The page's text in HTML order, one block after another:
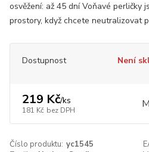
osvěžení: až 45 dní Voňavé perličky
prostory, když chcete neutralizovat
Dostupnost Není
219 Kč/ks
181 Kč bez DPH
Číslo produktu: yc1545